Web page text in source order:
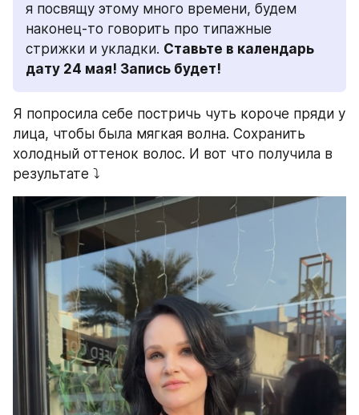
я посвящу этому много времени, будем
наконец-то говорить про типажные
стрижки и укладки. Ставьте в календарь
дату 24 мая! Запись будет!
Я попросила себе постричь чуть короче пряди у
лица, чтобы была мягкая волна. Сохранить
холодный оттенок волос. И вот что получила в
результате ⤵️